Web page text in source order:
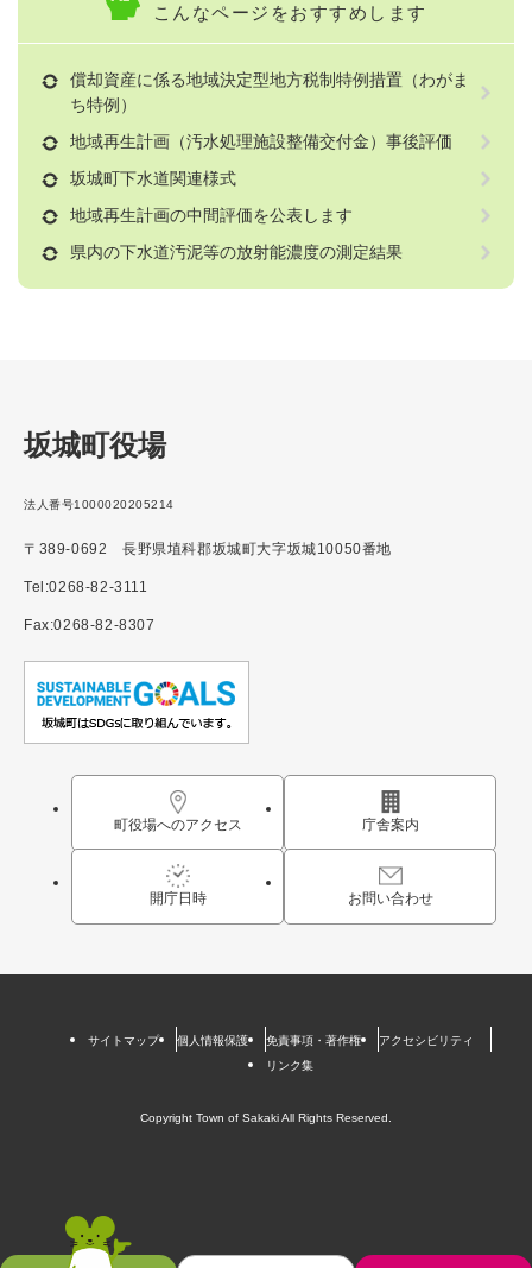
こんなページをおすすめします
償却資産に係る地域決定型地方税制特例措置（わがま
ち特例）
地域再生計画（汚水処理施設整備交付金）事後評価
坂城町下水道関連様式
地域再生計画の中間評価を公表します
県内の下水道汚泥等の放射能濃度の測定結果
坂城町役場
法人番号1000020205214
〒389-0692 長野県埴科郡坂城町大字坂城10050番地
Tel:0268-82-3111
Fax:0268-82-8307
町役場へのアクセス 庁舎案内
開庁日時 お問い合わせ
サイトマップ 個人情報保護 免責事項・著作権
アクセシビリティ
リンク集
Copyright Town of Sakaki All Rights Reserved.